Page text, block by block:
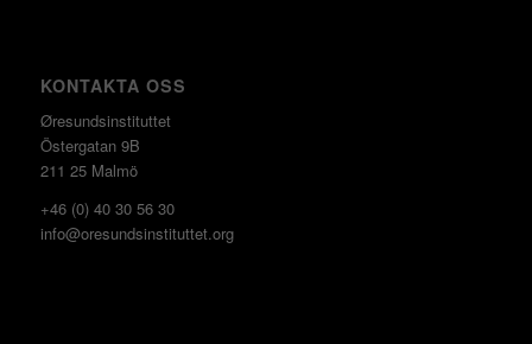
KONTAKTA OSS
Øresundsinstituttet
Östergatan 9B
211 25 Malmö
+46 (0) 40 30 56 30
info@oresundsinstituttet.org